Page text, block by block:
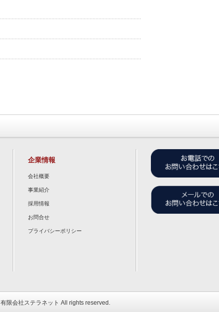
企業情報
会社概要
事業紹介
採用情報
お問合せ
プライバシーポリシー
有限会社ステラネット All rights reserved.